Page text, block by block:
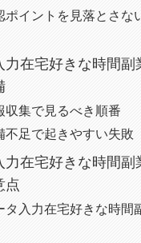
ポイントを見落とさな
力在宅好きな時間副
収集で見るべき順番
不足で起きやすい失敗
力在宅好きな時間副
点
タ入力在宅好きな時間